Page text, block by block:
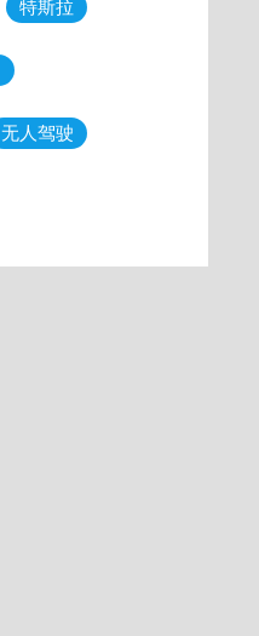
特斯拉
无人驾驶